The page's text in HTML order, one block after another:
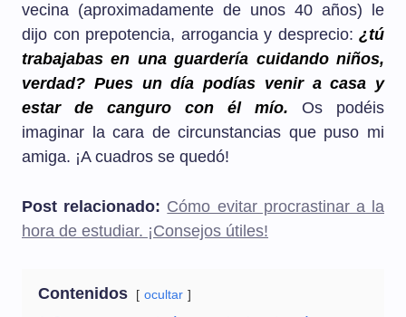
vecina (aproximadamente de unos 40 años) le
dijo con prepotencia, arrogancia y desprecio: ¿tú
trabajabas en una guardería cuidando niños,
verdad? Pues un día podías venir a casa y
estar de canguro con él mío.
Os podéis
imaginar la cara de circunstancias que puso mi
amiga. ¡A cuadros se quedó!
Post relacionado: Cómo evitar procrastinar a la
hora de estudiar. ¡Consejos útiles!
Contenidos ocultar